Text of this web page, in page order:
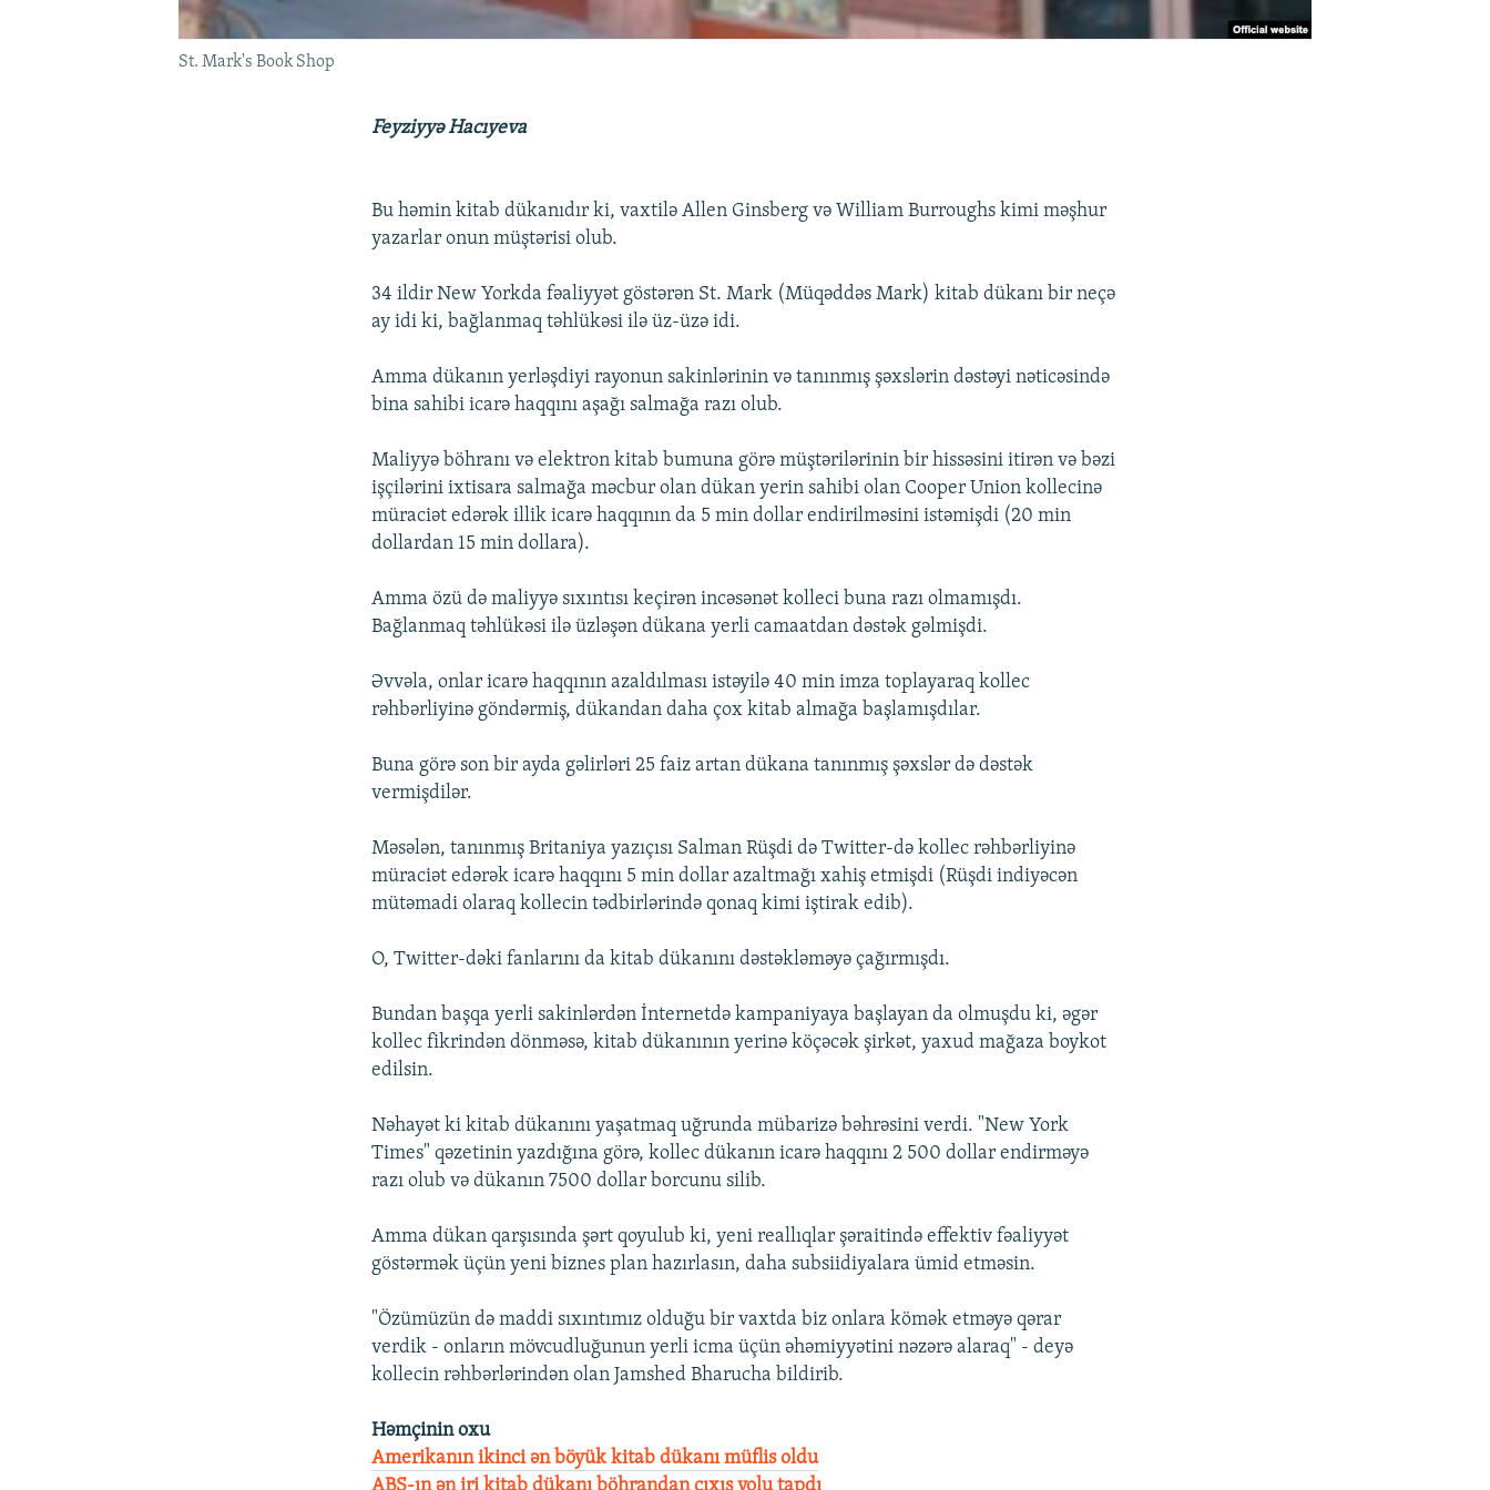
St. Mark's Book Shop
Feyziyyə Hacıyeva
Bu həmin kitab dükanıdır ki, vaxtilə Allen Ginsberg və William Burroughs kimi məşhur
yazarlar onun müştərisi olub.
34 ildir New Yorkda fəaliyyət göstərən St. Mark (Müqəddəs Mark) kitab dükanı bir neçə
ay idi ki, bağlanmaq təhlükəsi ilə üz-üzə idi.
Amma dükanın yerləşdiyi rayonun sakinlərinin və tanınmış şəxslərin dəstəyi nəticəsində
bina sahibi icarə haqqını aşağı salmağa razı olub.
Maliyyə böhranı və elektron kitab bumuna görə müştərilərinin bir hissəsini itirən və bəzi
işçilərini ixtisara salmağa məcbur olan dükan yerin sahibi olan Cooper Union kollecinə
müraciət edərək illik icarə haqqının da 5 min dollar endirilməsini istəmişdi (20 min
dollardan 15 min dollara).
Amma özü də maliyyə sıxıntısı keçirən incəsənət kolleci buna razı olmamışdı.
Bağlanmaq təhlükəsi ilə üzləşən dükana yerli camaatdan dəstək gəlmişdi.
Əvvəla, onlar icarə haqqının azaldılması istəyilə 40 min imza toplayaraq kollec
rəhbərliyinə göndərmiş, dükandan daha çox kitab almağa başlamışdılar.
Buna görə son bir ayda gəlirləri 25 faiz artan dükana tanınmış şəxslər də dəstək
vermişdilər.
Məsələn, tanınmış Britaniya yazıçısı Salman Rüşdi də Twitter-də kollec rəhbərliyinə
müraciət edərək icarə haqqını 5 min dollar azaltmağı xahiş etmişdi (Rüşdi indiyəcən
mütəmadi olaraq kollecin tədbirlərində qonaq kimi iştirak edib).
O, Twitter-dəki fanlarını da kitab dükanını dəstəkləməyə çağırmışdı.
Bundan başqa yerli sakinlərdən İnternetdə kampaniyaya başlayan da olmuşdu ki, əgər
kollec fikrindən dönməsə, kitab dükanının yerinə köçəcək şirkət, yaxud mağaza boykot
edilsin.
Nəhayət ki kitab dükanını yaşatmaq uğrunda mübarizə bəhrəsini verdi. "New York
Times" qəzetinin yazdığına görə, kollec dükanın icarə haqqını 2 500 dollar endirməyə
razı olub və dükanın 7500 dollar borcunu silib.
Amma dükan qarşısında şərt qoyulub ki, yeni reallıqlar şəraitində effektiv fəaliyyət
göstərmək üçün yeni biznes plan hazırlasın, daha subsiidiyalara ümid etməsin.
"Özümüzün də maddi sıxıntımız olduğu bir vaxtda biz onlara kömək etməyə qərar
verdik - onların mövcudluğunun yerli icma üçün əhəmiyyətini nəzərə alaraq" - deyə
kollecin rəhbərlərindən olan Jamshed Bharucha bildirib.
Həmçinin oxu
Amerikanın ikinci ən böyük kitab dükanı müflis oldu